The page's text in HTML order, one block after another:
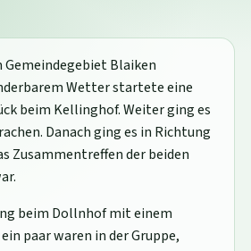
Gemeindegebiet Blaiken
Wetter startete eine
beim Kellinghof. Weiter ging es
Danach ging es in Richtung
Zusammentreffen der beiden
beim Dollnhof mit einem
paar waren in der Gruppe,